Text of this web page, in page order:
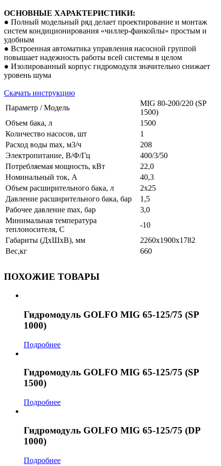
ОСНОВНЫЕ ХАРАКТЕРИСТИКИ:
● Полный модельный ряд делает проектирование и монтаж
систем кондиционирования «чиллер-фанкойлы» простым и
удобным
● Встроенная автоматика управления насосной группой
повышает надежность работы всей системы в целом
● Изолированный корпус гидромодуля значительно снижает
уровень шума
Скачать инструкцию
Параметр / Модель
MIG 80-200/220 (SP
1500)
Объем бака, л
1500
Количество насосов, шт
1
Расход воды max, м3/ч
208
Электропитание, В/Ф/Гц
400/3/50
Потребляемая мощность, кВт
22,0
Номинальный ток, А
40,3
Объем расширительного бака, л
2х25
Давление расширительного бака, бар
1,5
Рабочее давление max, бар
3,0
Минимальная температура
теплоносителя, С
-10
Габариты (ДхШхВ), мм
2260х1900х1782
Вес,кг
660
ПОХОЖИЕ ТОВАРЫ
Гидромодуль GOLFO MIG 65-125/75 (SP
1000)
Подробнее
Гидромодуль GOLFO MIG 65-125/75 (SP
1500)
Подробнее
Гидромодуль GOLFO MIG 65-125/75 (DP
1000)
Подробнее